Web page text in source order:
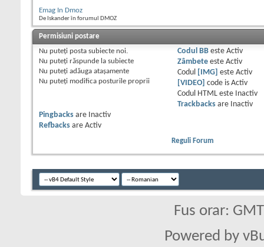
Emag In Dmoz
De Iskander în forumul DMOZ
Permisiuni postare
Nu puteţi posta subiecte noi.
Nu puteţi răspunde la subiecte
Nu puteţi adăuga ataşamente
Nu puteţi modifica posturile proprii
Codul BBeste Activ
Zâmbeteeste Activ
Codul
[IMG] este Activ
[VIDEO] code is Activ
Codul HTML este
Inactiv
Trackbacksare
Inactiv
Pingbacks are
Inactiv
Refbacks are Activ
Reguli Forum
Fus orar:
Powered by